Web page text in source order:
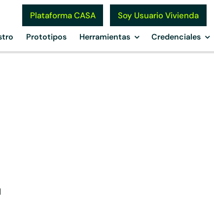
Plataforma CASA Soy Usuario Vivienda
Prototipos Herramientas Credenciales